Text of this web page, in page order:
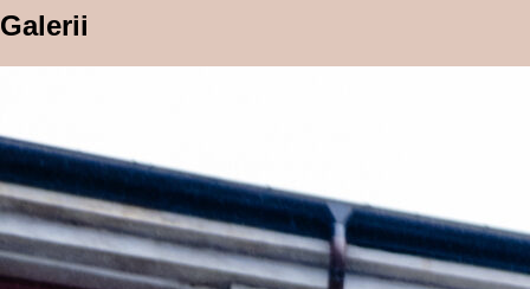
Galerii